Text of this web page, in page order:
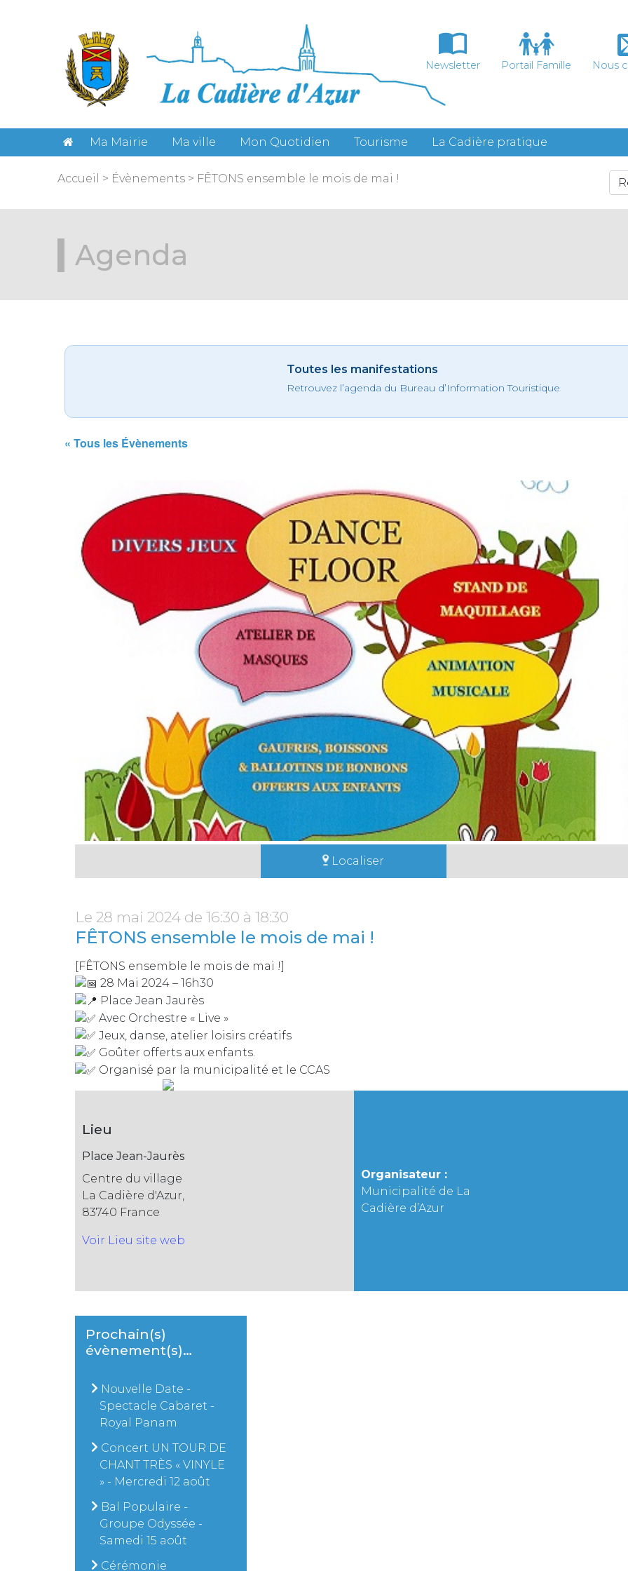
Newsletter Portail Famille Nous
Ma Mairie Ma ville Mon Quotidien Tourisme La Cadière pratique
Accueil > Évènements > FÊTONS ensemble le mois de mai !
Agenda
Toutes les manifestations
Retrouvez l’agenda du Bureau d’Information Touristique
« Tous les Évènements
Localiser
Le 28 mai 2024 de 16:30 à 18:30
FÊTONS ensemble le mois de mai !
[FÊTONS ensemble le mois de mai !]
28 Mai 2024 – 16h30
Place Jean Jaurès
Avec Orchestre « Live »
Jeux, danse, atelier loisirs créatifs
Goûter offerts aux enfants.
Organisé par la municipalité et le CCAS
Lieu
Place Jean-Jaurès
Centre du village
La Cadière d'Azur,
83740 France
Voir Lieu site web
Organisateur :
Municipalité de La
Cadière d’Azur
Prochain(s)
évènement(s)…
Nouvelle Date -
Spectacle Cabaret -
Royal Panam
Concert UN TOUR DE
CHANT TRÈS « VINYLE
» - Mercredi 12 août
Bal Populaire -
Groupe Odyssée -
Samedi 15 août
Cérémonie